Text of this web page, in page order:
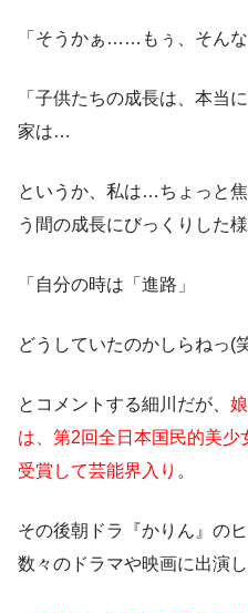
「そうかぁ……もぅ、そんな
「子供たちの成長は、本当
家は…
というか、私は…ちょっと
う間の成長にびっくりした様
「自分の時は「進路」
どうしていたのかしらねっ(
とコメントする細川だが、
は、第2回全日本国民的美
受賞して芸能界入り 。
その後朝ドラ『かりん』の
数々のドラマや映画に出演